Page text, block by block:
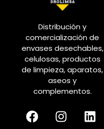
Distribución y
comercialización de
envases desechables,
celulosas, productos
de limpieza, aparatos,
aseos y
complementos.